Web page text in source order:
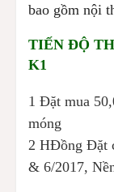
bao gồm nội
TIẾN ĐỘ
K1
1 Đặt mua
móng
2 HĐồng Đặt
& 6/2017,